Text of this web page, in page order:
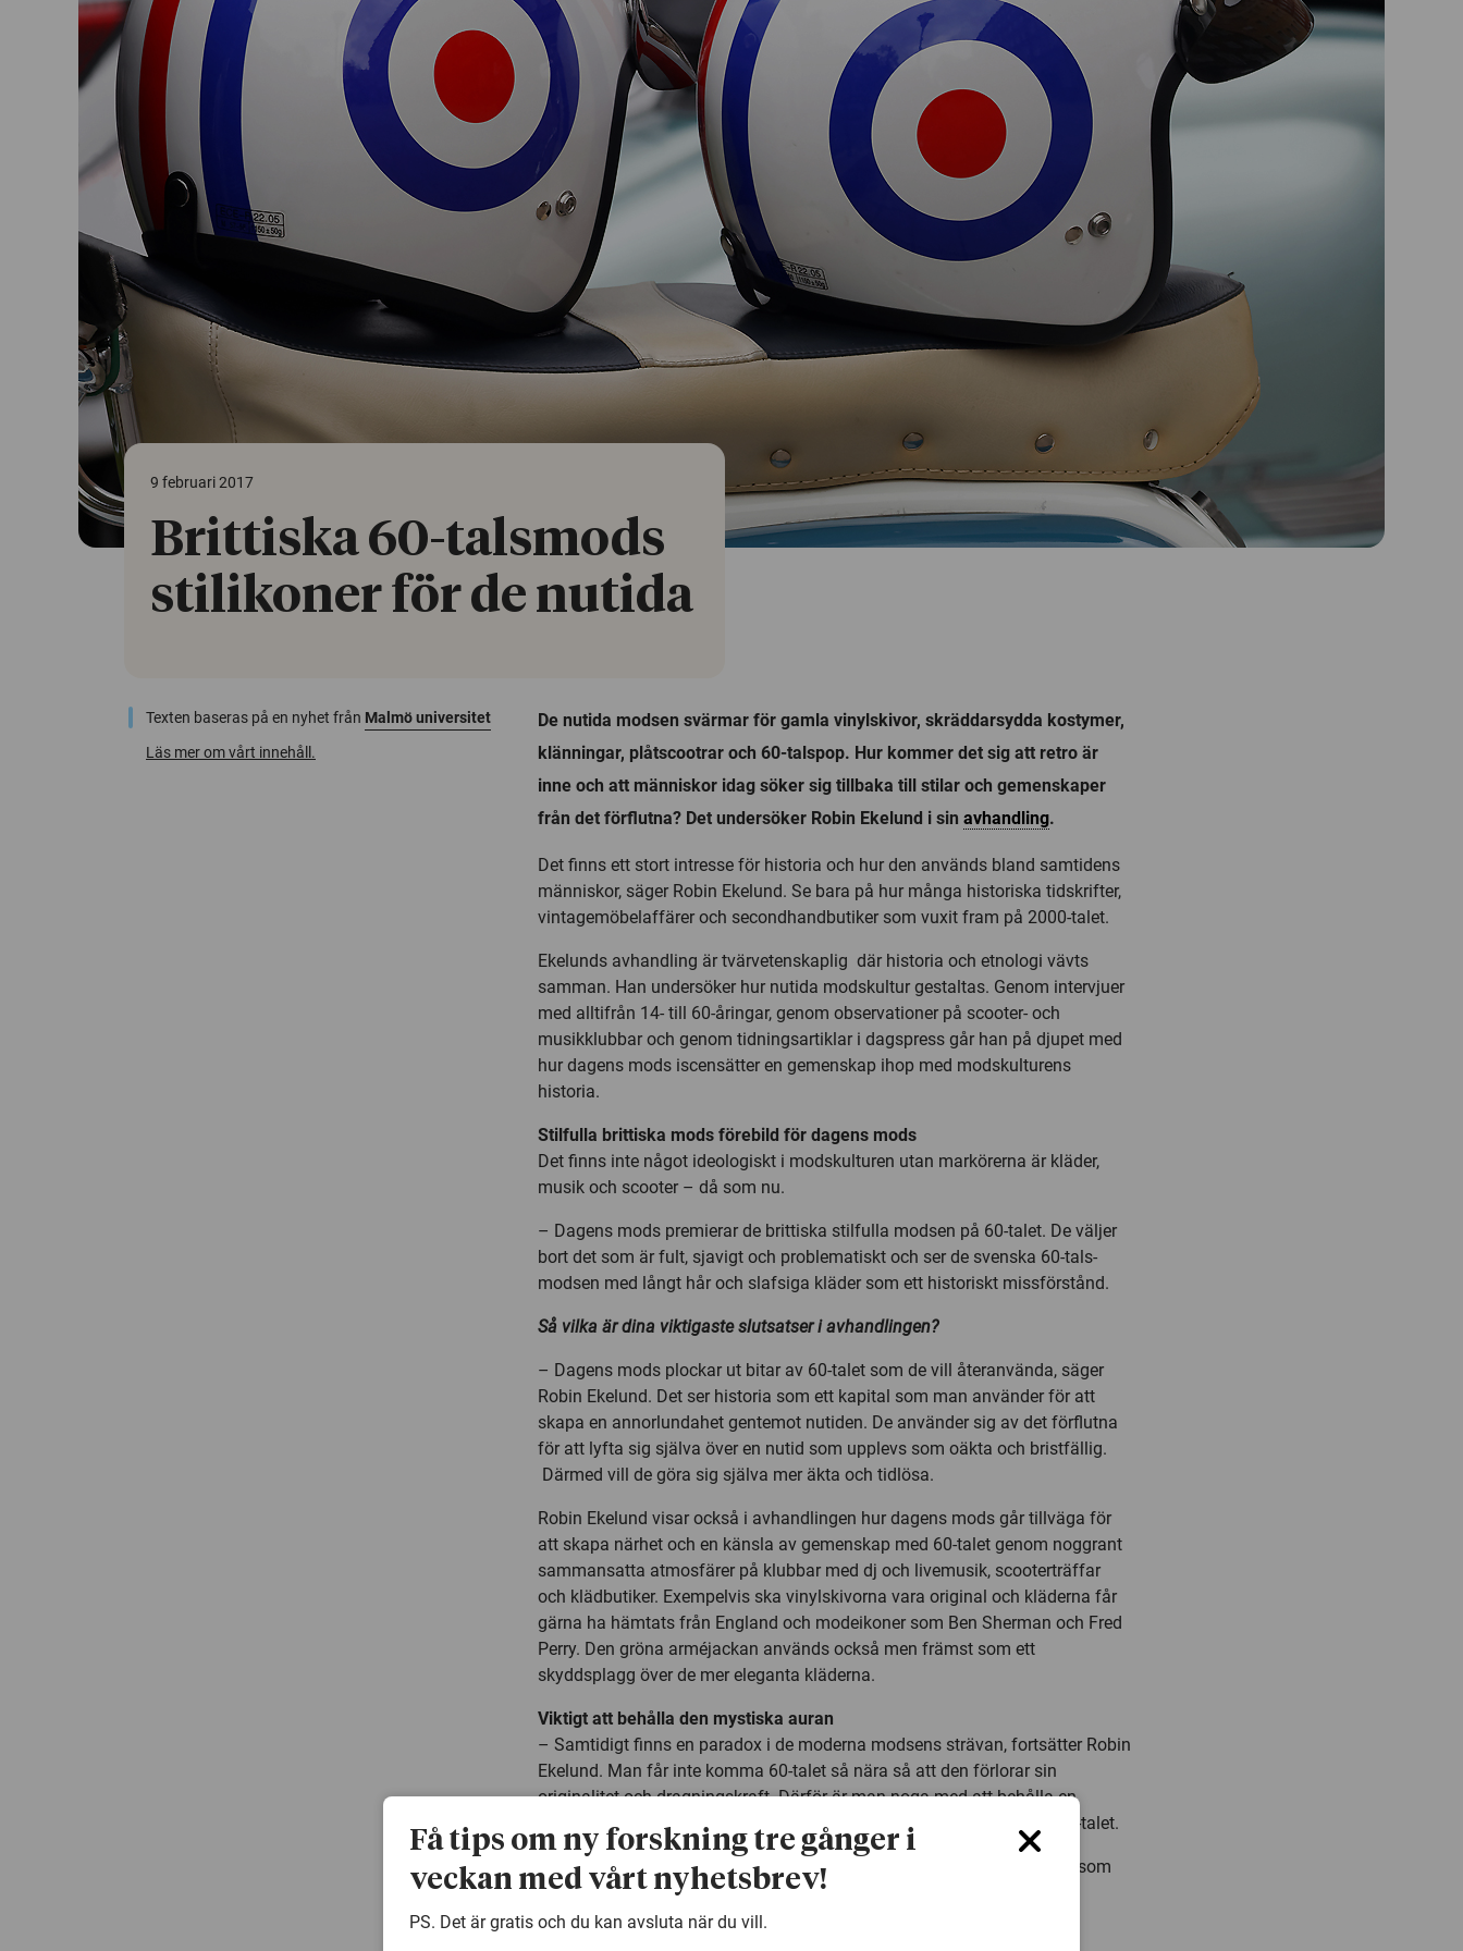
9 februari 2017
Brittiska 60-talsmods
stilikoner för de nutida
Texten baseras på en nyhet från Malmö universitet
Läs mer om vårt innehåll.
De nutida modsen svärmar för gamla vinylskivor, skräddarsydda kostymer,
klänningar, plåtscootrar och 60-talspop. Hur kommer det sig att retro är
inne och att människor idag söker sig tillbaka till stilar och gemenskaper
från det förflutna? Det undersöker Robin Ekelund i sin avhandling.
Det finns ett stort intresse för historia och hur den används bland samtidens
människor, säger Robin Ekelund. Se bara på hur många historiska tidskrifter,
vintagemöbelaffärer och secondhandbutiker som vuxit fram på 2000-talet.
Ekelunds avhandling är tvärvetenskaplig där historia och etnologi vävts
samman. Han undersöker hur nutida modskultur gestaltas. Genom intervjuer
med alltifrån 14- till 60-åringar, genom observationer på scooter- och
musikklubbar och genom tidningsartiklar i dagspress går han på djupet med
hur dagens mods iscensätter en gemenskap ihop med modskulturens
historia.
Stilfulla brittiska mods förebild för dagens mods
Det finns inte något ideologiskt i modskulturen utan markörerna är kläder,
musik och scooter – då som nu.
– Dagens mods premierar de brittiska stilfulla modsen på 60-talet. De väljer
bort det som är fult, sjavigt och problematiskt och ser de svenska 60-tals-
modsen med långt hår och slafsiga kläder som ett historiskt missförstånd.
Så vilka är dina viktigaste slutsatser i avhandlingen?
– Dagens mods plockar ut bitar av 60-talet som de vill återanvända, säger
Robin Ekelund. Det ser historia som ett kapital som man använder för att
skapa en annorlundahet gentemot nutiden. De använder sig av det förflutna
för att lyfta sig själva över en nutid som upplevs som oäkta och bristfällig.
Därmed vill de göra sig själva mer äkta och tidlösa.
Robin Ekelund visar också i avhandlingen hur dagens mods går tillväga för
att skapa närhet och en känsla av gemenskap med 60-talet genom noggrant
sammansatta atmosfärer på klubbar med dj och livemusik, scooterträffar
och klädbutiker. Exempelvis ska vinylskivorna vara original och kläderna får
gärna ha hämtats från England och modeikoner som Ben Sherman och Fred
Perry. Den gröna arméjackan används också men främst som ett
skyddsplagg över de mer eleganta kläderna.
Viktigt att behålla den mystiska auran
– Samtidigt finns en paradox i de moderna modsens strävan, fortsätter Robin
Ekelund. Man får inte komma 60-talet så nära så att den förlorar sin
originalitet och dragningskraft. Därför är man noga med att behålla en
mystisk aura kring vad som verkligen hände inom modskulturen på 60-talet.
– Det finns alltså ett manus för hur man iscensätter 60-talet samtidigt som
60-talet helst fortfarande ska vara höljt i dunkel och mytomspunnet.
Få tips om ny forskning tre gånger i
veckan med vårt nyhetsbrev!
PS. Det är gratis och du kan avsluta när du vill.